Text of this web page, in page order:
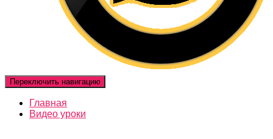
Переключить навигацию
Главная
Видео уроки